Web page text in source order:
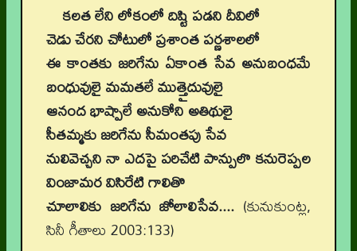
కలత లేని లోకంలో దిష్టి పడని దీవిలో
చెడు చేరని చోటులో ప్రశాంత పర్ణశాలలో
ఈ కాంతకు జరిగేను ఏకాంత సేవ అనుబంధమే
బంధువులై మమతలే ముత్తైదువులై
ఆనంద భాష్పాలే అనుకోని అతిథులై
సీతమ్మకు జరిగేను సీమంతపు సేవ
నులివెచ్చని నా ఎదపై పరిచేటి పాన్పులొ కనురెప్పల
వింజామర విసిరేటి గాలితొ
చూలాలికు జరిగేను జోలాలిసేవ.... (కునుకుంట్ల,
సినీ గీతాలు 2003:133)